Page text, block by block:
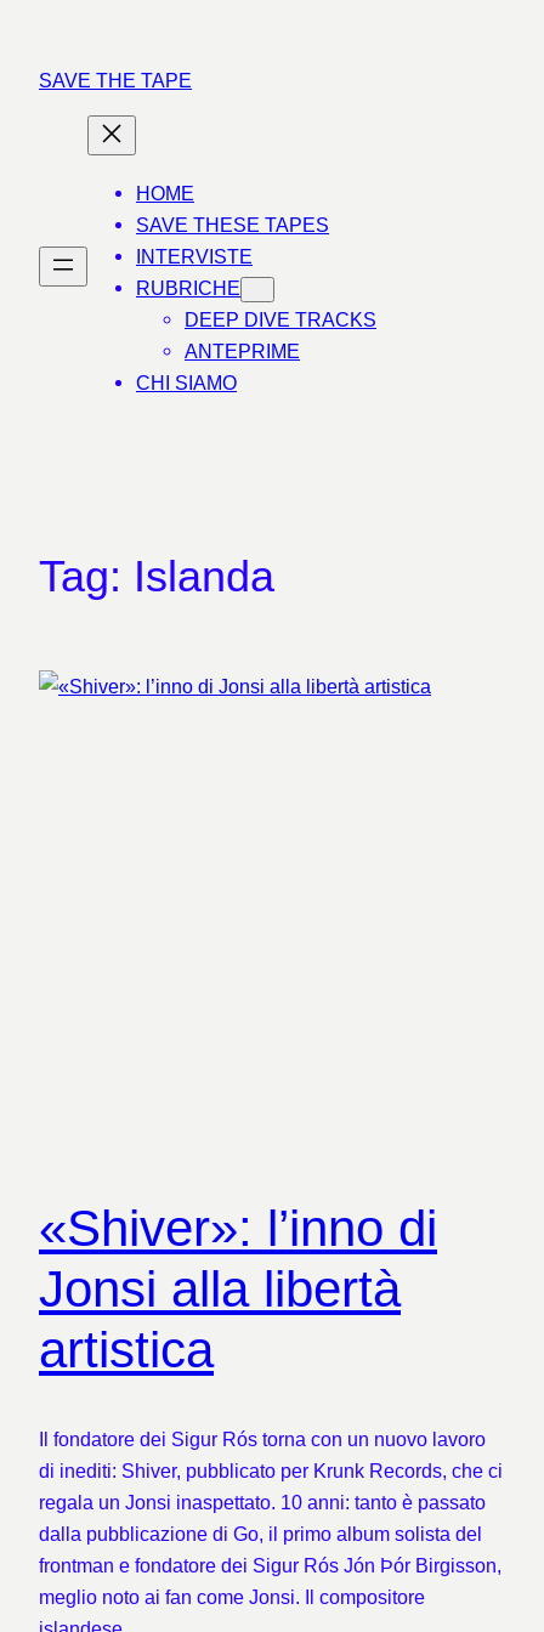
contenuto
SAVE THE TAPE
HOME
SAVE THESE TAPES
INTERVISTE
RUBRICHE
DEEP DIVE TRACKS
ANTEPRIME
CHI SIAMO
Tag: Islanda
«Shiver»: l’inno di
Jonsi alla libertà
artistica
Il fondatore dei Sigur Rós torna con un nuovo lavoro
di inediti: Shiver, pubblicato per Krunk Records, che ci
regala un Jonsi inaspettato. 10 anni: tanto è passato
dalla pubblicazione di Go, il primo album solista del
frontman e fondatore dei Sigur Rós Jón Þór Birgisson,
meglio noto ai fan come Jonsi. Il compositore